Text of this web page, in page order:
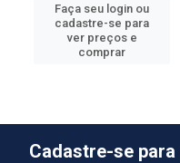
Faça seu login ou
cadastre-se para
ver preços e
comprar
Cadastre-se